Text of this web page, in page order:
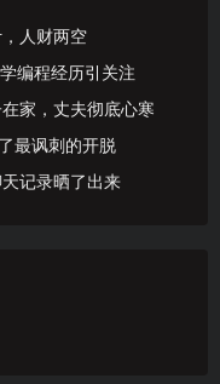
人财两空
编程经历引关注
家，丈夫彻底心寒
最讽刺的开脱
记录晒了出来